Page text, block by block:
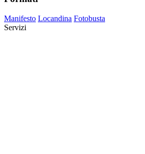
Manifesto Locandina Fotobusta
Servizi